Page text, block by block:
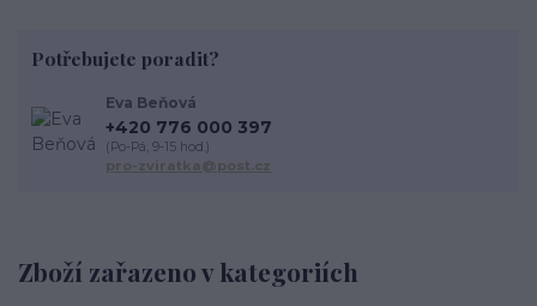
Zboží zařazeno v kategoriích
Potřebujete poradit?
Eva Beňová
+420 776 000 397
(Po-Pá, 9-15 hod.)
pro-zviratka@post.cz